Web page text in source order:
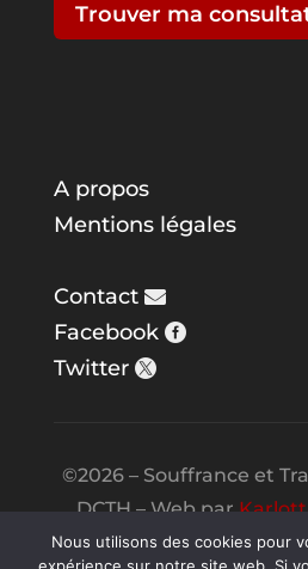
Trouver ma
A propos
Mentions légales
Contact
Facebook
Twitter
©2026 – Souffrance et
DCTH – Web par
Night
Nous utilisons des cookies pour